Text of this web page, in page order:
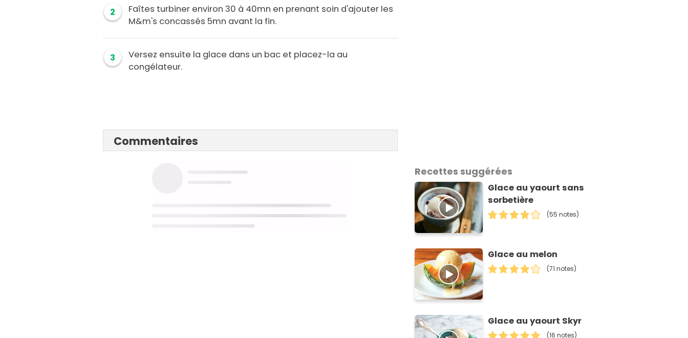
2
Faîtes turbiner environ 30 à 40mn en prenant soin d'ajouter les
M&m's concassés 5mn avant la fin.
3
Versez ensuite la glace dans un bac et placez-la au
congélateur.
Commentaires
Recettes suggérées
Glace au yaourt sans
sorbetière
(55 notes)
Glace au melon
(71 notes)
Glace au yaourt Skyr
(16 notes)